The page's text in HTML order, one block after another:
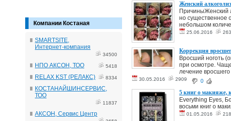
Компании Костаная
SMARTSITE,
Интернет-компания
34500
НПО АКСОН, ТОО 5418
RELAX KST (РЕЛАКС) 8334
КОСТАНАЙШИНСЕРВИС,
ТОО
11837
АКСОН, Сервис Центр
Женский
ПричиныЖенский
но существенное
небольшом
25.06.2016
Коррекция
Вросший ноготь
при осмотре.
лечение
30.05.2016 2909 0
5 книг о макияже,
Everything Eyes,
восьми книг о
01.05.2016